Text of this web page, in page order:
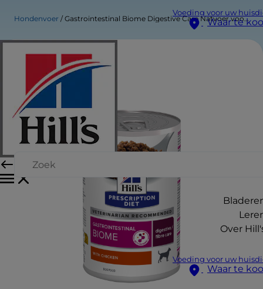
Voeding voor uw
Waar te
Over
Voeding voor uw
Waar te
Hondenvoer Gastrointestinal Biome Digestive Care Natvoer voor Honden met Kip